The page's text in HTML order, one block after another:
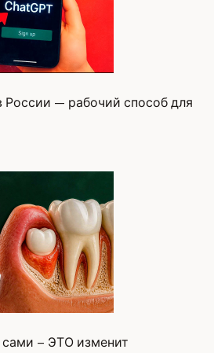
России — рабочий способ для
– ЭТО изменит